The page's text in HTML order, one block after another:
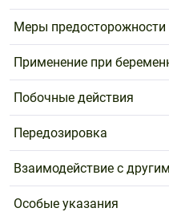
Меры предосторожности
Применение при
Побочные действия
Передозировка
Взаимодействие с
Особые указания